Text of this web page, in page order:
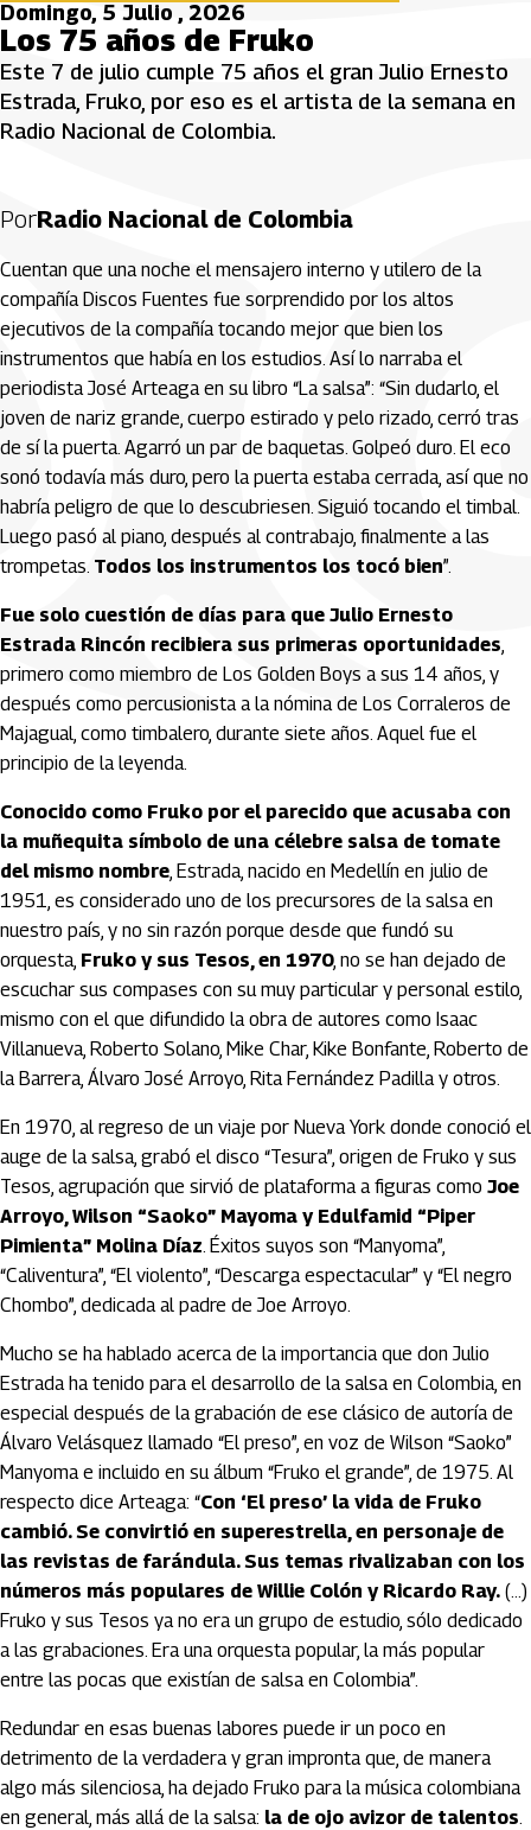
Domingo, 5 Julio , 2026
Los 75 años de Fruko
Este 7 de julio cumple 75 años el gran Julio Ernesto
Estrada, Fruko, por eso es el artista de la semana en
Radio Nacional de Colombia.
PorRadio Nacional de Colombia
Cuentan que una noche el mensajero interno y utilero de la
compañía Discos Fuentes fue sorprendido por los altos
ejecutivos de la compañía tocando mejor que bien los
instrumentos que había en los estudios. Así lo narraba el
periodista José Arteaga en su libro “La salsa”: “Sin dudarlo, el
joven de nariz grande, cuerpo estirado y pelo rizado, cerró tras
de sí la puerta. Agarró un par de baquetas. Golpeó duro. El eco
sonó todavía más duro, pero la puerta estaba cerrada, así que no
habría peligro de que lo descubriesen. Siguió tocando el timbal.
Luego pasó al piano, después al contrabajo, finalmente a las
trompetas. Todos los instrumentos los tocó bien”.
Fue solo cuestión de días para que Julio Ernesto
Estrada Rincón recibiera sus primeras oportunidades,
primero como miembro de Los Golden Boys a sus 14 años, y
después como percusionista a la nómina de Los Corraleros de
Majagual, como timbalero, durante siete años. Aquel fue el
principio de la leyenda.
Conocido como Fruko por el parecido que acusaba con
la muñequita símbolo de una célebre salsa de tomate
del mismo nombre, Estrada, nacido en Medellín en julio de
1951, es considerado uno de los precursores de la salsa en
nuestro país, y no sin razón porque desde que fundó su
orquesta, Fruko y sus Tesos, en 1970, no se han dejado de
escuchar sus compases con su muy particular y personal estilo,
mismo con el que difundido la obra de autores como Isaac
Villanueva, Roberto Solano, Mike Char, Kike Bonfante, Roberto de
la Barrera, Álvaro José Arroyo, Rita Fernández Padilla y otros.
En 1970, al regreso de un viaje por Nueva York donde conoció el
auge de la salsa, grabó el disco “Tesura”, origen de Fruko y sus
Tesos, agrupación que sirvió de plataforma a figuras como Joe
Arroyo, Wilson “Saoko” Mayoma y Edulfamid “Piper
Pimienta” Molina Díaz. Éxitos suyos son “Manyoma”,
“Caliventura”, “El violento”, “Descarga espectacular” y “El negro
Chombo”, dedicada al padre de Joe Arroyo.
Mucho se ha hablado acerca de la importancia que don Julio
Estrada ha tenido para el desarrollo de la salsa en Colombia, en
especial después de la grabación de ese clásico de autoría de
Álvaro Velásquez llamado “El preso”, en voz de Wilson “Saoko”
Manyoma e incluido en su álbum “Fruko el grande”, de 1975. Al
respecto dice Arteaga: “Con ‘El preso’ la vida de Fruko
cambió. Se convirtió en superestrella, en personaje de
las revistas de farándula. Sus temas rivalizaban con los
números más populares de Willie Colón y Ricardo Ray. (…)
Fruko y sus Tesos ya no era un grupo de estudio, sólo dedicado
a las grabaciones. Era una orquesta popular, la más popular
entre las pocas que existían de salsa en Colombia”.
Redundar en esas buenas labores puede ir un poco en
detrimento de la verdadera y gran impronta que, de manera
algo más silenciosa, ha dejado Fruko para la música colombiana
en general, más allá de la salsa: la de ojo avizor de talentos.